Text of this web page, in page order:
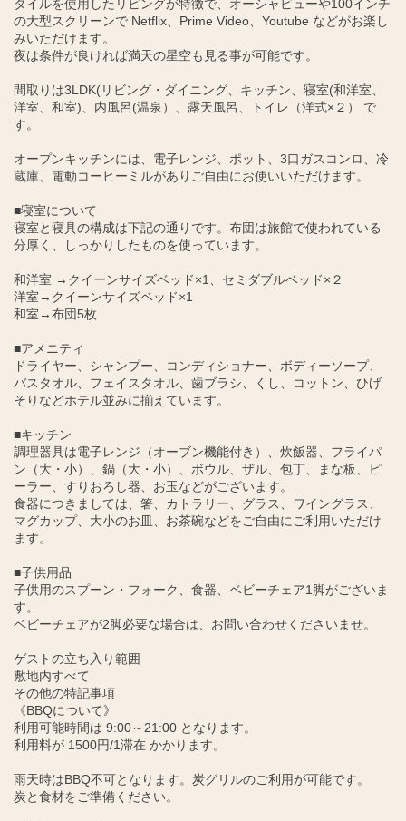
タイルを使用したリビングが特徴で、オーシャビューや100インチ
の大型スクリーンで Netflix、Prime Video、Youtube などがお楽し
みいただけます。
夜は条件が良ければ満天の星空も見る事が可能です。
間取りは3LDK(リビング・ダイニング、キッチン、寝室(和洋室、
洋室、和室)、内風呂(温泉）、露天風呂、トイレ（洋式×２） で
す。
オープンキッチンには、電子レンジ、ポット、3口ガスコンロ、冷
蔵庫、電動コーヒーミルがありご自由にお使いいただけます。
■寝室について
寝室と寝具の構成は下記の通りです。布団は旅館で使われている
分厚く、しっかりしたものを使っています。
和洋室 →クイーンサイズベッド×1、セミダブルベッド×２
洋室→クイーンサイズベッド×1
和室→布団5枚
■アメニティ
ドライヤー、シャンプー、コンディショナー、ボディーソープ、
バスタオル、フェイスタオル、歯ブラシ、くし、コットン、ひげ
そりなどホテル並みに揃えています。
■キッチン
調理器具は電子レンジ（オーブン機能付き）、炊飯器、フライパ
ン（大・小）、鍋（大・小）、ボウル、ザル、包丁、まな板、ピ
ーラー、すりおろし器、お玉などがございます。
食器につきましては、箸、カトラリー、グラス、ワイングラス、
マグカップ、大小のお皿、お茶碗などをご自由にご利用いただけ
ます。
■子供用品
子供用のスプーン・フォーク、食器、ベビーチェア1脚がございま
す。
ベビーチェアが2脚必要な場合は、お問い合わせくださいませ。
ゲストの立ち入り範囲
敷地内すべて
その他の特記事項
《BBQについて》
利用可能時間は 9:00～21:00 となります。
利用料が 1500円/1滞在 かかります。
雨天時はBBQ不可となります。炭グリルのご利用が可能です。
炭と食材をご準備ください。